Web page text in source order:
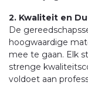
2. Kwaliteit en
De
hoogwaardige
mee te gaan. Elk
strenge
voldoet aan